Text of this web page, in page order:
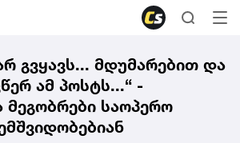
გვყავს... მდუმარებით და
ამ პოსტს...“ -
საოპერო